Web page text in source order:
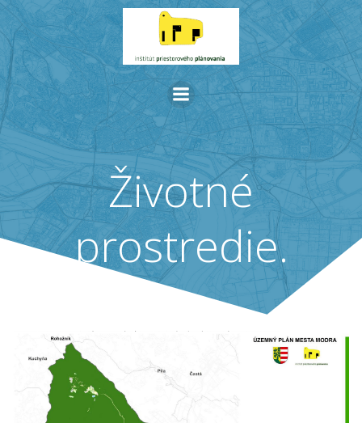
Skip
to
content
Životné
prostredie.